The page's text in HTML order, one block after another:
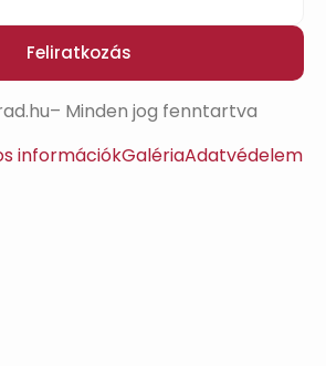
Feliratkozás
Minden jog fenntartva
információkGalériaAdatvédelem